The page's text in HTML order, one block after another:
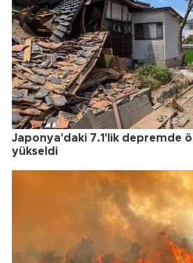
Japonya'daki 7.1'lik depremde
yükseldi